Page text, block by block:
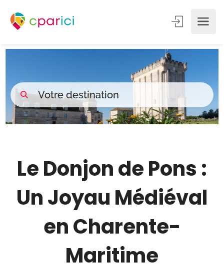
Le Donjon de Pons :
Un Joyau Médiéval
en Charente-
Maritime